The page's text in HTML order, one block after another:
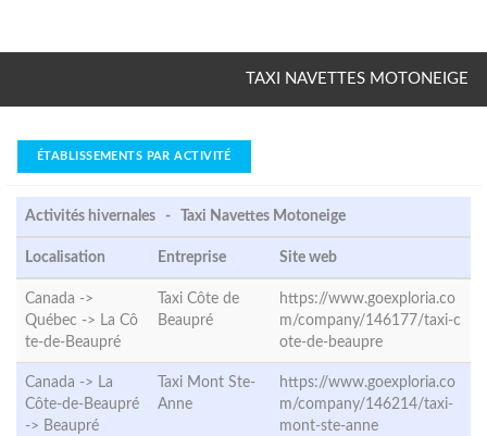
TAXI NAVETTES MOTONEIGE
ÉTABLISSEMENTS PAR ACTIVITÉ
Activités hivernales - Taxi Navettes Motoneige
Localisation Entreprise Site web
Canada ->
Québec -> La Cô
te-de-Beaupré
Taxi Côte de
Beaupré
https://www.goexploria.co
m/company/146177/taxi-c
ote-de-beaupre
Canada -> La
Côte-de-Beaupré
-> Beaupré
Taxi Mont Ste-
Anne
https://www.goexploria.co
m/company/146214/taxi-
mont-ste-anne